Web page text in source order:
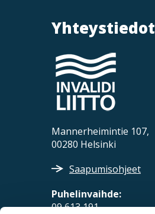
Yhteystiedot
Mannerheimintie 107,
00280 Helsinki
Saapumisohjeet
Puhelinvaihde:
09 613 191